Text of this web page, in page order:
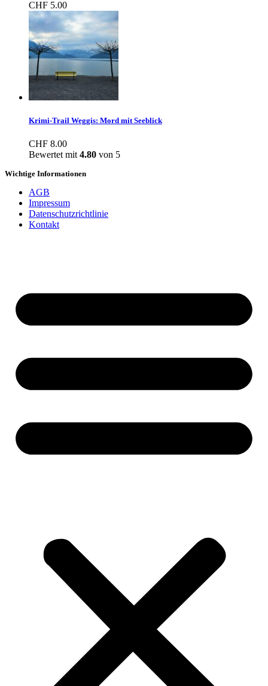
CHF 5.00
Krimi-Trail Weggis: Mord mit Seeblick
CHF 8.00
Bewertet mit 4.80 von 5
Wichtige Informationen
AGB
Impressum
Datenschutzrichtlinie
Kontakt